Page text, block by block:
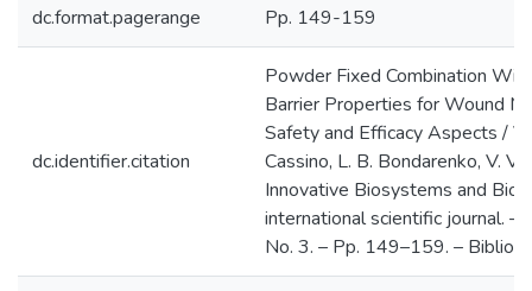
dc.format.pagerange Pp. 149-159
dc.identifier.citation
Powder Fixed Combination
Barrier Properties for Wound
Safety and Efficacy Aspects /
Cassino, L. B. Bondarenko, V.
Innovative Biosystems and
international scientific journal. –
No. 3. – Pp. 149–159. –